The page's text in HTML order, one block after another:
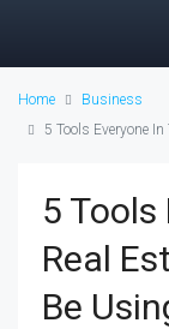
Home
Business
5 Tools Everyone
5 Tools
Real
Be